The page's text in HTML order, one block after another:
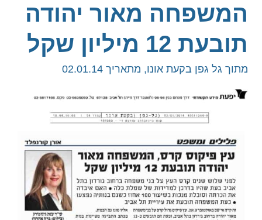
המשפחה מאור יהודה
תובעת 12 מיליון שקל
מתוך גל גפן בקעת אונו, מתאריך 02.01.14